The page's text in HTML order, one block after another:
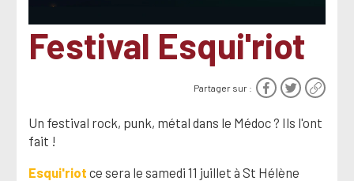
Festival Esqui'riot
Partager sur :
Un festival rock, punk, métal dans le Médoc ? Ils l'ont
fait !
Esqui'riot ce sera le samedi 11 juillet à St Hélène